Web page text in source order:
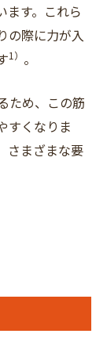
ます。これら
の際に力が入
1） 。
ため、この筋
すくなりま
さまざまな要